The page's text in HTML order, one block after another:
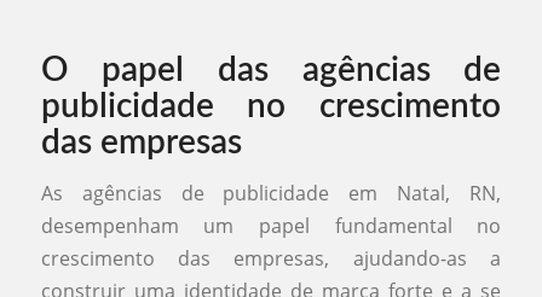
O papel das agências de
publicidade no crescimento
das empresas
As agências de publicidade em Natal, RN,
desempenham um papel fundamental no
crescimento das empresas, ajudando-as a
construir uma identidade de marca forte e a se